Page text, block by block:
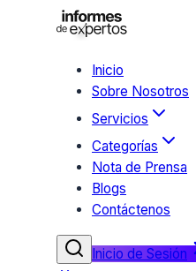
Inicio
Sobre Nosotros
Servicios
Categorías
Nota de Prensa
Blogs
Contáctenos
Inicio de Sesión